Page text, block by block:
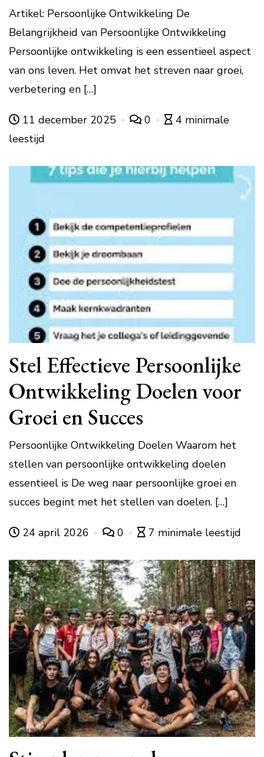
Artikel: Persoonlijke Ontwikkeling De
Belangrijkheid van Persoonlijke Ontwikkeling
Persoonlijke ontwikkeling is een essentieel aspect
van ons leven. Het omvat het streven naar groei,
verbetering en […]
11 december 2025 0
4 minimale
leestijd
Stel Effectieve Persoonlijke
Ontwikkeling Doelen voor
Groei en Succes
Persoonlijke Ontwikkeling Doelen Waarom het
stellen van persoonlijke ontwikkeling doelen
essentieel is De weg naar persoonlijke groei en
succes begint met het stellen van doelen. […]
24 april 2026 0 7 minimale leestijd